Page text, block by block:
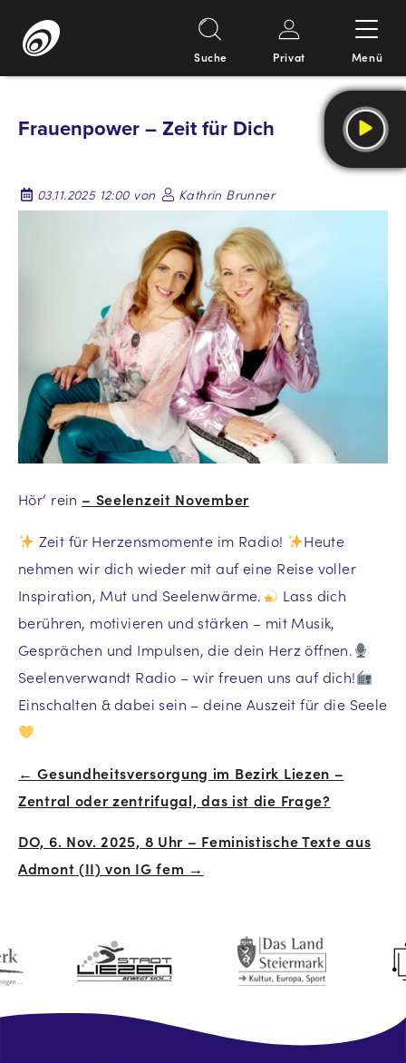
Inhalt
Suche Privat Menü
Frauenpower – Zeit für Dich
03.11.2025 12:00 von Kathrin Brunner
Hör‘ rein – Seelenzeit November
Zeit für Herzensmomente im Radio!
Heute
nehmen wir dich wieder mit auf eine Reise voller
Inspiration, Mut und Seelenwärme.
Lass dich
berühren, motivieren und stärken – mit Musik,
Gesprächen und Impulsen, die dein Herz öffnen.
Seelenverwandt Radio – wir freuen uns auf dich!
Einschalten & dabei sein – deine Auszeit für die Seele
Beitrags-
← Gesundheitsversorgung im Bezirk Liezen –
Zentral oder zentrifugal, das ist die Frage?
DO, 6. Nov. 2025, 8 Uhr – Feministische Texte aus
Admont (II) von IG fem →